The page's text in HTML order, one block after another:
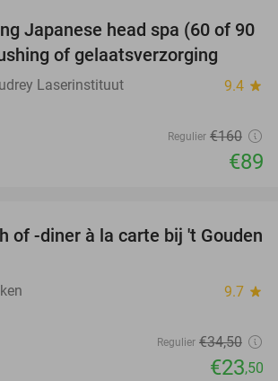
44%
Japanese head spa (60 of 90
of gelaatsverzorging
Laserinstituut 9.4 star
Regulier €160
€89
32%
of -diner à la carte bij 't Gouden
9.7 star
Regulier €34,50
€23,50